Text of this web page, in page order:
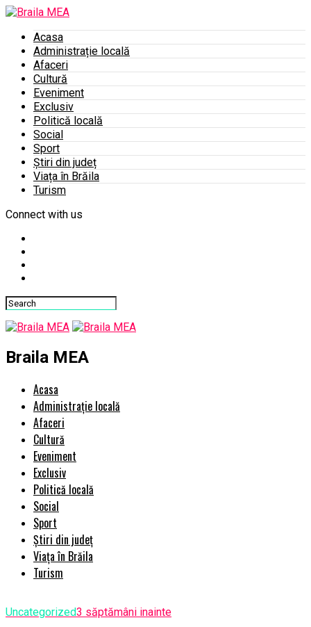
Acasa
Administrație locală
Afaceri
Cultură
Eveniment
Exclusiv
Politică locală
Social
Sport
Știri din județ
Viața în Brăila
Turism
Connect with us
Braila MEA
Acasa
Administrație locală
Afaceri
Cultură
Eveniment
Exclusiv
Politică locală
Social
Sport
Știri din județ
Viața în Brăila
Turism
Uncategorized3 săptămâni inainte